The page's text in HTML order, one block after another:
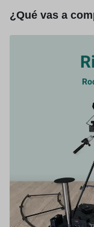
¿Qué vas a